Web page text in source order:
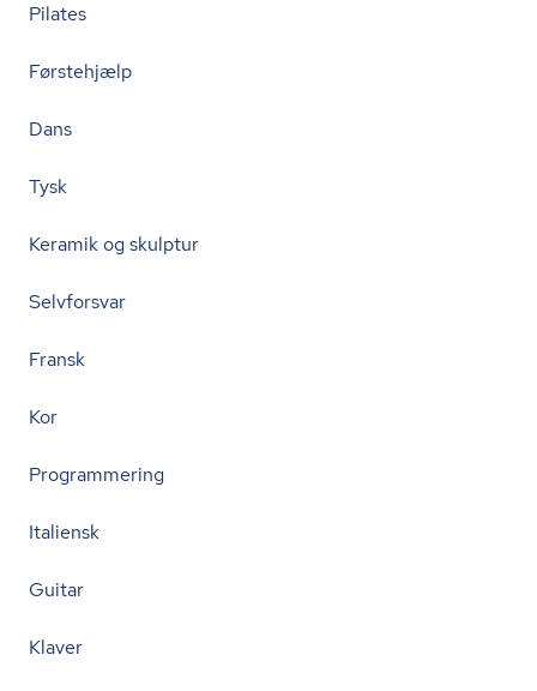
Pilates
Førstehjælp
Dans
Tysk
Keramik og skulptur
Selvforsvar
Fransk
Kor
Programmering
Italiensk
Guitar
Klaver